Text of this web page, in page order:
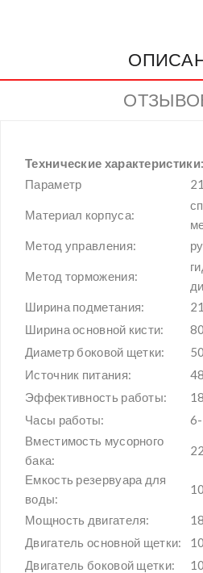
Технические характеристики:
Параметр
Материал корпуса:
Метод управления:
Метод торможения:
Ширина подметания:
Ширина основной кисти:
Диаметр боковой щетки:
Источник питания:
Эффективность работы:
Часы работы:
Вместимость мусорного
бака:
Емкость резервуара для
воды:
Мощность двигателя:
Двигатель основной щетки:
Двигатель боковой щетки: